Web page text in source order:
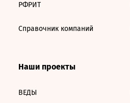
РФРИТ
Справочник компаний
Наши проекты
ВЕДЫ